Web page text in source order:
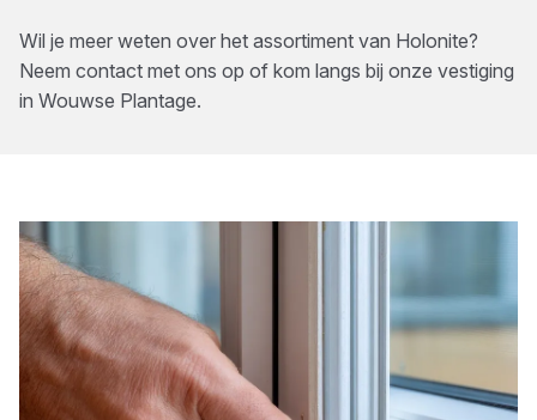
Wil je meer weten over het assortiment van Holonite?
Neem contact met ons op of kom langs bij onze vestiging
in Wouwse Plantage.